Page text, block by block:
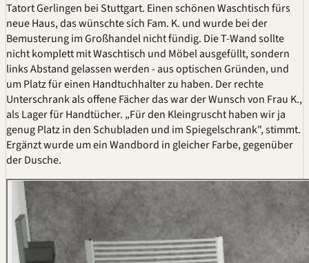
Tatort Gerlingen bei Stuttgart. Einen schönen Waschtisch fürs
neue Haus, das wünschte sich Fam. K. und wurde bei der
Bemusterung im Großhandel nicht fündig. Die T-Wand sollte
nicht komplett mit Waschtisch und Möbel ausgefüllt, sondern
links Abstand gelassen werden - aus optischen Gründen, und
um Platz für einen Handtuchhalter zu haben. Der rechte
Unterschrank als offene Fächer das war der Wunsch von Frau K.,
als Lager für Handtücher. „Für den Kleingruscht haben wir ja
genug Platz in den Schubladen und im Spiegelschrank", stimmt.
Ergänzt wurde um ein Wandbord in gleicher Farbe, gegenüber
der Dusche.